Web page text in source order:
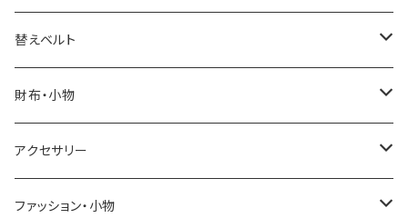
ELGIN
SALVATORE MARRA
CASIO
GRANDEUR
替えベルト
COACH
DANIEL WELLINGTON
LACOSTE
財布・小物
SONNE
DUCT
アクセサリー
GUCCI
ファッション・小物